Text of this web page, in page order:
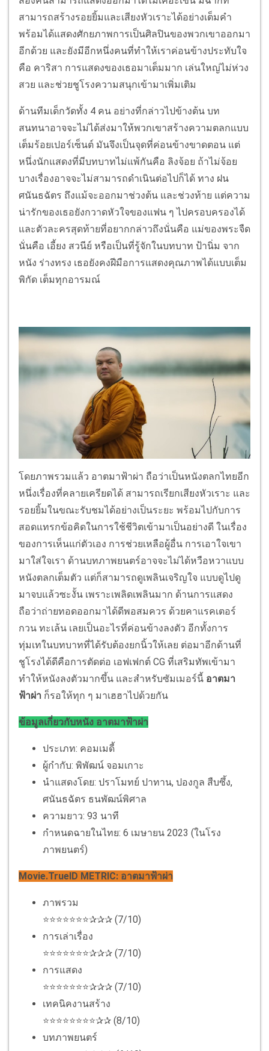
สามารถสร้างรอยยิ้มและเสียงหัวเราะได้อย่างเต็มคำ
พร้อมได้แสดงศักยภาพการเป็นศิลปินของพวกเขาออกมา
อีกด้วย และยังมีอีกหนึ่งคนที่ทำให้เราค่อนข้างประทับใจ
คือ คาริสา การแสดงของเธอมาเต็มมาก เล่นใหญ่ไม่ห่วง
สวย และช่วยชูโรงความสนุกเข้ามาเพิ่มเติม
ด้านทีมเด็กวัดทั้ง 4 คน อย่างที่กล่าวไปข้างต้น บท
สนทนาอาจจะไม่ได้ส่งมาให้พวกเขาสร้างความตลกแบบ
เต็มร้อยเปอร์เซ็นต์ มันจึงเป็นจุดที่ค่อนข้างขาดตอน แต่
หนึ่งนักแสดงที่มีบทบาทไม่แพ้กันคือ ลิงจ้อย ถ้าไม่จ้อย
บางเรื่องอาจจะไม่สามารถดำเนินต่อไปก็ได้ ทาง ฝน
ศนันธฉัตร ถึงแม้จะออกมาช่วงต้น และช่วงท้าย แต่ความ
น่ารักของเธอยังกวาดหัวใจของแฟน ๆ ไปครอบครองได้
และตัวละครสุดท้ายที่อยากกล่าวถึงนั่นคือ แม่ของพระจืด
นั่นคือ เอี้ยง สวนีย์ หรือเป็นที่รู้จักในบทบาท ป้านิ่ม จาก
หนัง ร่างทรง เธอยังคงฝีมือการแสดงคุณภาพได้แบบเต็ม
พิกัด เต็มทุกอารมณ์
โดยภาพรวมแล้ว อาตมาฟ้าผ่า ถือว่าเป็นหนังตลกไทยอีก
หนึ่งเรื่องที่คลายเครียดได้ สามารถเรียกเสียงหัวเราะ และ
รอยยิ้มในขณะรับชมได้อย่างเป็นระยะ พร้อมไปกับการ
สอดแทรกข้อคิดในการใช้ชีวิตเข้ามาเป็นอย่างดี ในเรื่อง
ของการเห็นแก่ตัวเอง การช่วยเหลือผู้อื่น การเอาใจเขา
มาใส่ใจเรา ด้านบทภาพยนตร์อาจจะไม่ได้หวือหวาแบบ
หนังตลกเต็มตัว แต่ก็สามารถดูเพลินเจริญใจ แบบดูไปดู
มาจบแล้วซะงั้น เพราะเพลิดเพลินมาก ด้านการแสดง
ถือว่าถ่ายทอดออกมาได้ดีพอสมควร ด้วยคาแรคเตอร์
กวน ทะเล้น เลยเป็นอะไรที่ค่อนข้างลงตัว อีกทั้งการ
ทุ่มเทในบทบาทที่ได้รับต้องยกนิ้วให้เลย ต่อมาอีกด้านที่
ชูโรงได้ดีคือการตัดต่อ เอฟเฟกต์ CG ที่เสริมทัพเข้ามา
ทำให้หนังลงตัวมากขึ้น และสำหรับซัมเมอร์นี้ อาตมา
ฟ้าผ่า ก็รอให้ทุก ๆ มาเฮฮาไปด้วยกัน
ข้อมูลเกี่ยวกับหนัง อาตมาฟ้าผ่า
ประเภท: คอมเมดี้
ผู้กำกับ: พิพัฒน์ จอมเกาะ
นำแสดงโดย: ปราโมทย์ ปาทาน, ปองกูล สืบซึ้ง,
ศนันธฉัตร ธนพัฒน์พิศาล
ความยาว: 93 นาที
กำหนดฉายในไทย: 6 เมษายน 2023 (ในโรง
ภาพยนตร์)
Movie.TrueID METRIC: อาตมาฟ้าผ่า
ภาพรวม
⭐⭐⭐⭐⭐⭐⭐✰✰✰ (7/10)
การเล่าเรื่อง
⭐⭐⭐⭐⭐⭐⭐✰✰✰ (7/10)
การแสดง
⭐⭐⭐⭐⭐⭐⭐✰✰✰ (7/10)
เทคนิคงานสร้าง
⭐⭐⭐⭐⭐⭐⭐⭐✰✰ (8/10)
บทภาพยนตร์